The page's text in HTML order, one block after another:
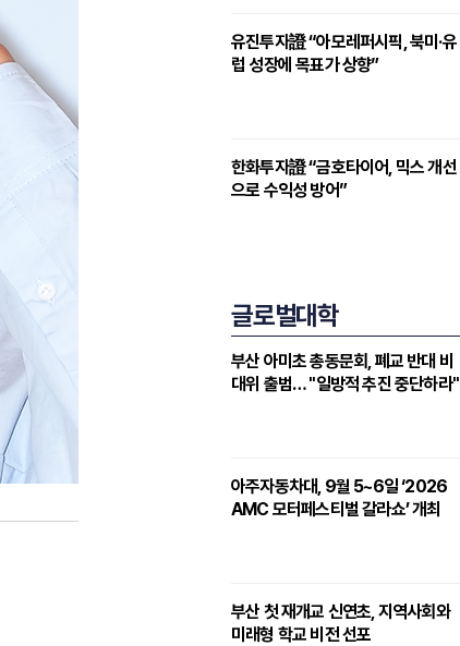
유진투자證 “아모레퍼시픽, 북미·유
럽 성장에 목표가 상향”
한화투자證 “금호타이어, 믹스 개선
으로 수익성 방어”
글로벌대학
부산 아미초 총동문회, 폐교 반대 비
대위 출범… "일방적 추진 중단하라"
아주자동차대, 9월 5~6일 ‘2026
AMC 모터페스티벌 갈라쇼’ 개최
부산 첫 재개교 신연초, 지역사회와
미래형 학교 비전 선포